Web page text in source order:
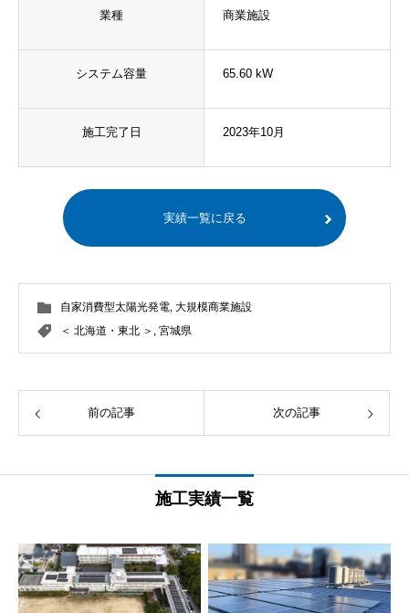
業種 商業施設
システム容量 65.60 kW
施工完了日 2023年10月
実績一覧に戻る
自家消費型太陽光発電, 大規模商業施設
＜ 北海道・東北 ＞ , 宮城県
前の記事 次の記事
施工実績一覧